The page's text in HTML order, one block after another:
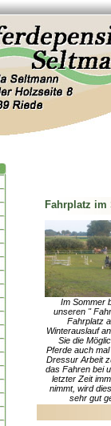
Fahrplatz im
Im Sommer
unseren "
Fahrplatz
Winterauslauf
Sie die
Pferde auch
Dressur Arbeit
das Fahren bei
letzter Zeit
nimmt, wird
sehr gut